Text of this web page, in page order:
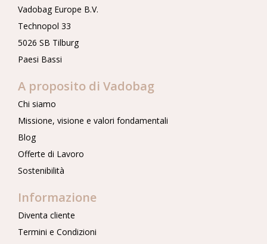
Vadobag Europe B.V.
Technopol 33
5026 SB Tilburg
Paesi Bassi
A proposito di Vadobag
Chi siamo
Missione, visione e valori fondamentali
Blog
Offerte di Lavoro
Sostenibilità
Informazione
Diventa cliente
Termini e Condizioni